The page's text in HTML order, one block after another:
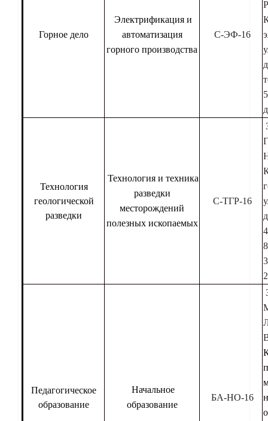
Горное дело
Электрификация и
автоматизация
горного производства
С-ЭФ-16
Технология
геологической
разведки
Технология и техника
разведки
месторождений
полезных ископаемых
С-ТГР-16
Педагогическое
образование
Начальное
образование
БА-НО-16